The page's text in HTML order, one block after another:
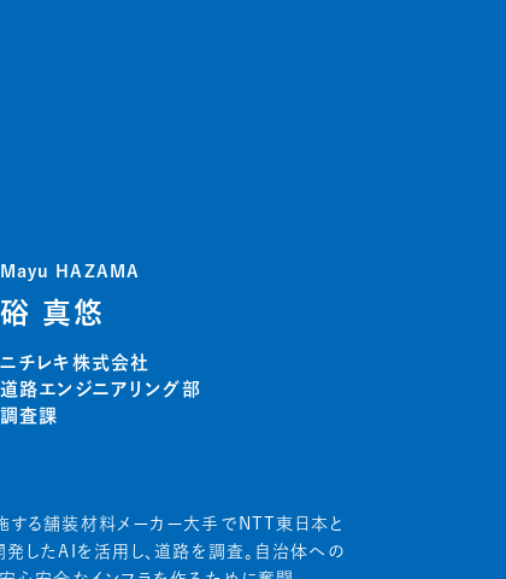
Mayu HAZAMA
硲 真悠
ニチレキ株式会社
道路エンジニアリング部
調査課
する舗装材料メーカー大手でNTT東日本と
したAIを活用し、道路を調査。自治体への